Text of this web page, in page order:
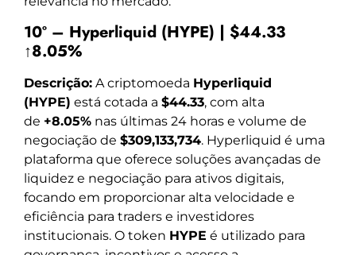
10º – Hyperliquid (HYPE) | $44.33
↑8.05%
Descrição: A criptomoeda Hyperliquid
(HYPE) está cotada a $44.33, com alta
de +8.05% nas últimas 24 horas e volume de
negociação de $309,133,734. Hyperliquid é uma
plataforma que oferece soluções avançadas de
liquidez e negociação para ativos digitais,
focando em proporcionar alta velocidade e
eficiência para traders e investidores
institucionais. O token HYPE é utilizado para